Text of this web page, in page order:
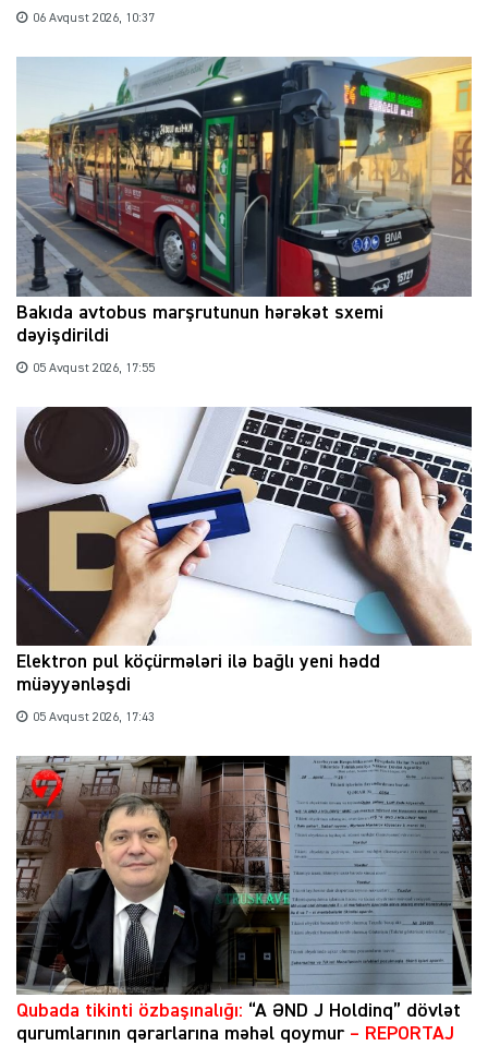
06 Avqust 2026, 10:37
Bakıda avtobus marşrutunun hərəkət sxemi
dəyişdirildi
05 Avqust 2026, 17:55
Elektron pul köçürmələri ilə bağlı yeni hədd
müəyyənləşdi
05 Avqust 2026, 17:43
Qubada tikinti özbaşınalığı: “A ƏND J Holdinq” dövlət
qurumlarının qərarlarına məhəl qoymur – REPORTAJ